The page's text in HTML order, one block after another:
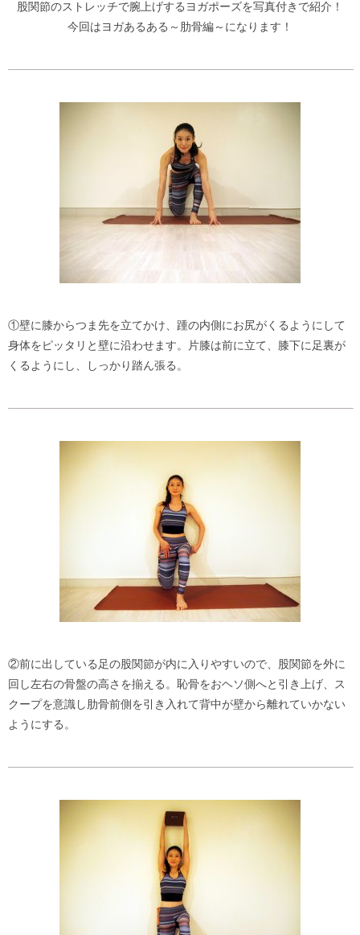
股関節のストレッチで腕上げするヨガポーズを写真付きで紹介！
今回はヨガあるある～肋骨編～になります！
①壁に膝からつま先を立てかけ、踵の内側にお尻がくるようにして
身体をピッタリと壁に沿わせます。片膝は前に立て、膝下に足裏が
くるようにし、しっかり踏ん張る。
②前に出している足の股関節が内に入りやすいので、股関節を外に
回し左右の骨盤の高さを揃える。恥骨をおヘソ側へと引き上げ、ス
クープを意識し肋骨前側を引き入れて背中が壁から離れていかない
ようにする。